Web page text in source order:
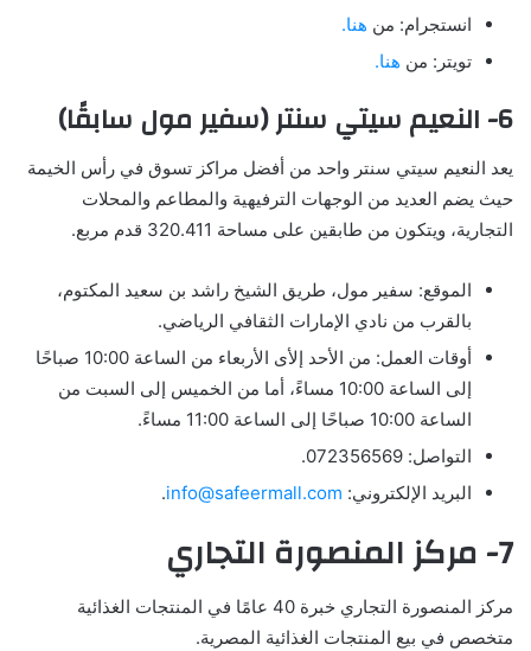
انستجرام: من هنا.
تويتر: من هنا.
6- النعيم سيتي سنتر (سفير مول سابقًا)
يعد النعيم سيتي سنتر واحد من أفضل مراكز تسوق في رأس الخيمة
حيث يضم العديد من الوجهات الترفيهية والمطاعم والمحلات
التجارية، ويتكون من طابقين على مساحة 320.411 قدم مربع.
الموقع: سفير مول، طريق الشيخ راشد بن سعيد المكتوم،
بالقرب من نادي الإمارات الثقافي الرياضي.
أوقات العمل: من الأحد إلأى الأربعاء من الساعة 10:00 صباحًا
إلى الساعة 10:00 مساءً، أما من الخميس إلى السبت من
الساعة 10:00 صباحًا إلى الساعة 11:00 مساءً.
التواصل: 072356569.
البريد الإلكتروني: info@safeermall.com
.
7- مركز المنصورة التجاري
مركز المنصورة التجاري خبرة 40 عامًا في المنتجات الغذائية
متخصص في بيع المنتجات الغذائية المصرية.